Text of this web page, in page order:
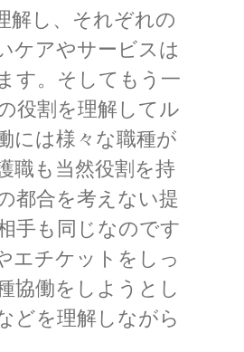
解し、それぞれの
ケアやサービスは
す。そしてもう一
役割を理解してル
には様々な職種が
職も当然役割を持
都合を考えない提
手も同じなのです
エチケットをしっ
協働をしようとし
どを理解しながら